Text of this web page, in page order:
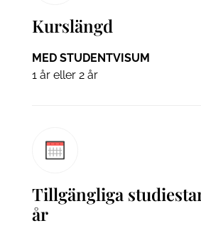
Kurslängd
MED STUDENTVISUM
1 år eller 2 år
Tillgängliga
år